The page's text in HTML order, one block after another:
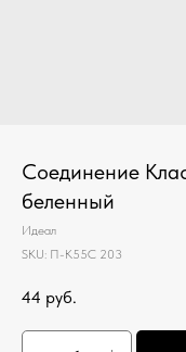
Соединение
беленный
Идеал
SKU: П-К55С 203
44 руб.